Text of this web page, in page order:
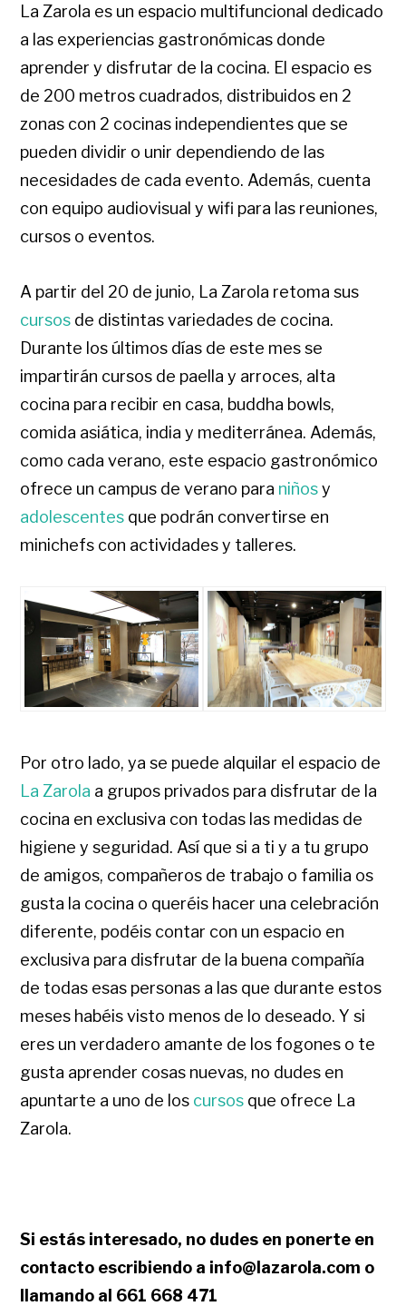
La Zarola es un espacio multifuncional dedicado
a las experiencias gastronómicas donde
aprender y disfrutar de la cocina. El espacio es
de 200 metros cuadrados, distribuidos en 2
zonas con 2 cocinas independientes que se
pueden dividir o unir dependiendo de las
necesidades de cada evento. Además, cuenta
con equipo audiovisual y wifi para las reuniones,
cursos o eventos.
A partir del 20 de junio, La Zarola retoma sus
cursos de distintas variedades de cocina.
Durante los últimos días de este mes se
impartirán cursos de paella y arroces, alta
cocina para recibir en casa, buddha bowls,
comida asiática, india y mediterránea. Además,
como cada verano, este espacio gastronómico
ofrece un campus de verano para niñosy
adolescentes que podrán convertirse en
minichefs con actividades y talleres.
Por otro lado, ya se puede alquilar el espacio de
La Zarola a grupos privados para disfrutar de la
cocina en exclusiva con todas las medidas de
higiene y seguridad. Así que si a ti y a tu grupo
de amigos, compañeros de trabajo o familia os
gusta la cocina o queréis hacer una celebración
diferente, podéis contar con un espacio en
exclusiva para disfrutar de la buena compañía
de todas esas personas a las que durante estos
meses habéis visto menos de lo deseado. Y si
eres un verdadero amante de los fogones o te
gusta aprender cosas nuevas, no dudes en
apuntarte a uno de los cursos que ofrece La
Zarola.
Si estás interesado, no dudes en ponerte en
contacto escribiendo a info@lazarola.com o
llamando al 661 668 471